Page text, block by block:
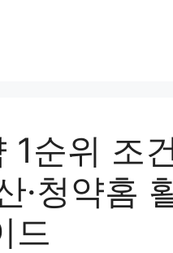
1순위 조
·청약홈
드